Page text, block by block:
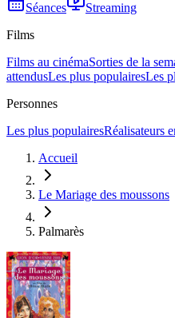
Séances
Streaming
Films
Films au cinémaSorties de la
attendusLes plus populairesLes
Personnes
Les plus populairesRéalisateurs
Accueil
Le Mariage des moussons
Palmarès